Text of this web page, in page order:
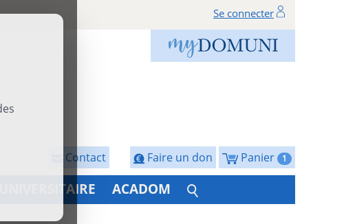
Se connecter
Panier 1
Faire un don
Contact
UNIVERSITAIRE ACADOM